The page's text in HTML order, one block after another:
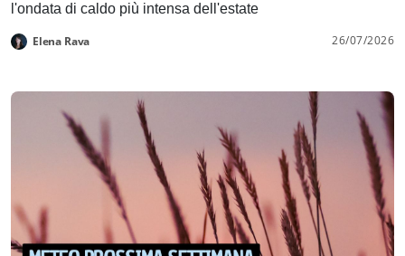
l'ondata di caldo più intensa dell'estate
Elena Rava 26/07/2026